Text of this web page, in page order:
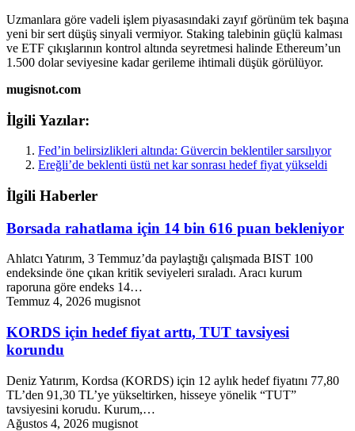
Uzmanlara göre vadeli işlem piyasasındaki zayıf görünüm tek başına
yeni bir sert düşüş sinyali vermiyor. Staking talebinin güçlü kalması
ve ETF çıkışlarının kontrol altında seyretmesi halinde Ethereum’un
1.500 dolar seviyesine kadar gerileme ihtimali düşük görülüyor.
mugisnot.com
İlgili Yazılar:
Fed’in belirsizlikleri altında: Güvercin beklentiler sarsılıyor
Ereğli’de beklenti üstü net kar sonrası hedef fiyat yükseldi
İlgili Haberler
Borsada rahatlama için 14 bin 616 puan bekleniyor
Ahlatcı Yatırım, 3 Temmuz’da paylaştığı çalışmada BIST 100
endeksinde öne çıkan kritik seviyeleri sıraladı. Aracı kurum
raporuna göre endeks 14…
Temmuz 4, 2026 mugisnot
KORDS için hedef fiyat arttı, TUT tavsiyesi
korundu
Deniz Yatırım, Kordsa (KORDS) için 12 aylık hedef fiyatını 77,80
TL’den 91,30 TL’ye yükseltirken, hisseye yönelik “TUT”
tavsiyesini korudu. Kurum,…
Ağustos 4, 2026 mugisnot